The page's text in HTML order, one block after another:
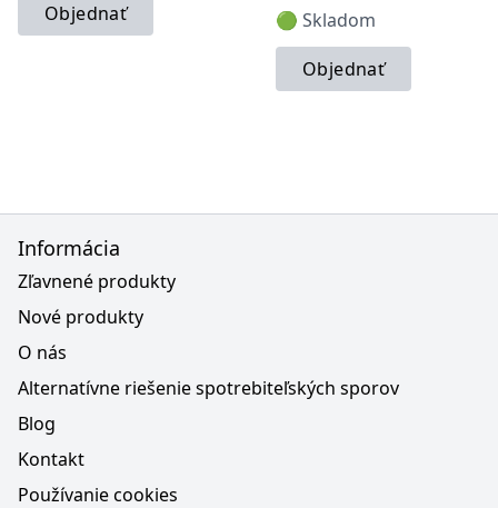
Objednať
🟢 Skladom
Objednať
Informácia
Zľavnené produkty
Nové produkty
O nás
Alternatívne riešenie spotrebiteľských sporov
Blog
Kontakt
Používanie cookies